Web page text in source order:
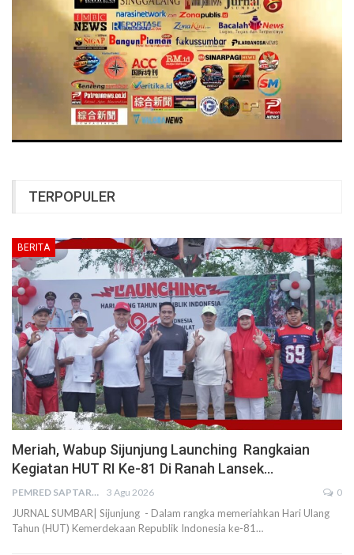
TERPOPULER
BERITA
Meriah, Wabup Sijunjung Launching Rangkaian
Kegiatan HUT RI Ke-81 Di Ranah Lansek…
PEMRED SAPTARIUS 3 Agu 2026 0
JURNAL SUMBAR| Sijunjung - Dalam rangka memeriahkan Hari Ulang
Tahun (HUT) Kemerdekaan Republik Indonesia ke-81…